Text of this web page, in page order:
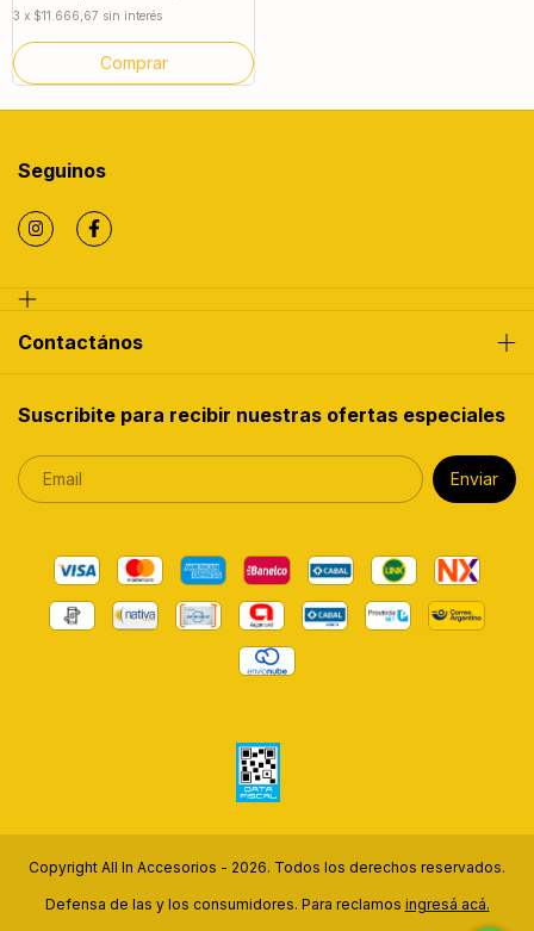
3 x $11.666,67 sin interés
Comprar
Seguinos
Contactános
Suscribite para recibir nuestras ofertas especiales
Copyright All In Accesorios - 2026. Todos los derechos reservados.
Defensa de las y los consumidores. Para reclamos ingresá acá.